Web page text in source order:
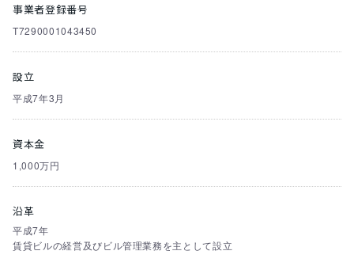
事業者登録番号
T7290001043450
設立
平成7年3月
資本金
1,000万円
沿革
平成7年
賃貸ビルの経営及びビル管理業務を主として設立